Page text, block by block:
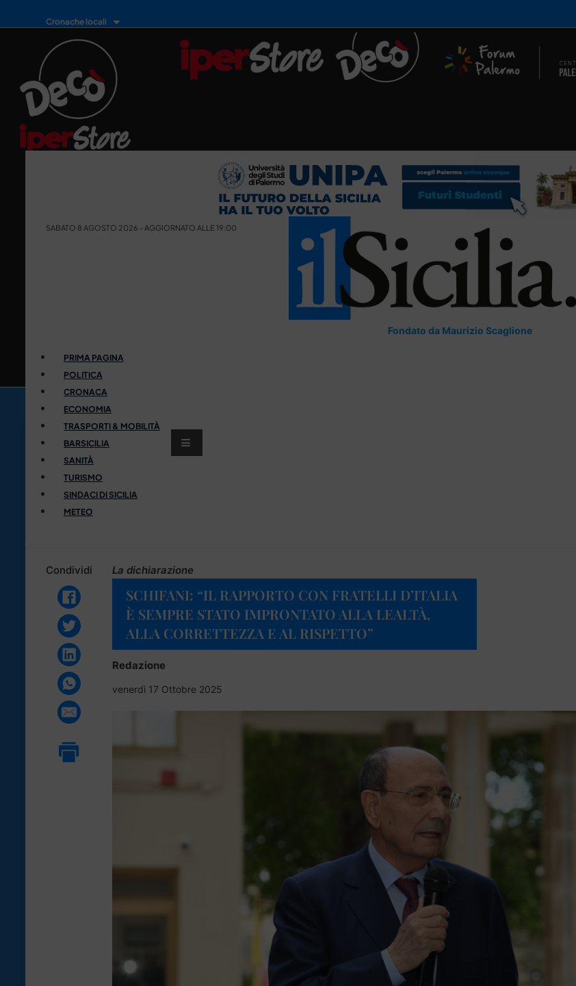
Cronache locali
SABATO 8 AGOSTO 2026 - AGGIORNATO ALLE 19:00
Fondato da Maurizio Scaglione
PRIMA PAGINA
POLITICA
CRONACA
ECONOMIA
TRASPORTI & MOBILITÀ
BARSICILIA
SANITÀ
TURISMO
SINDACI DI SICILIA
METEO
Condividi La dichiarazione
SCHIFANI: “IL RAPPORTO CON FRATELLI D’ITALIA
È SEMPRE STATO IMPRONTATO ALLA LEALTÀ,
ALLA CORRETTEZZA E AL RISPETTO”
Redazione
venerdì 17 Ottobre 2025